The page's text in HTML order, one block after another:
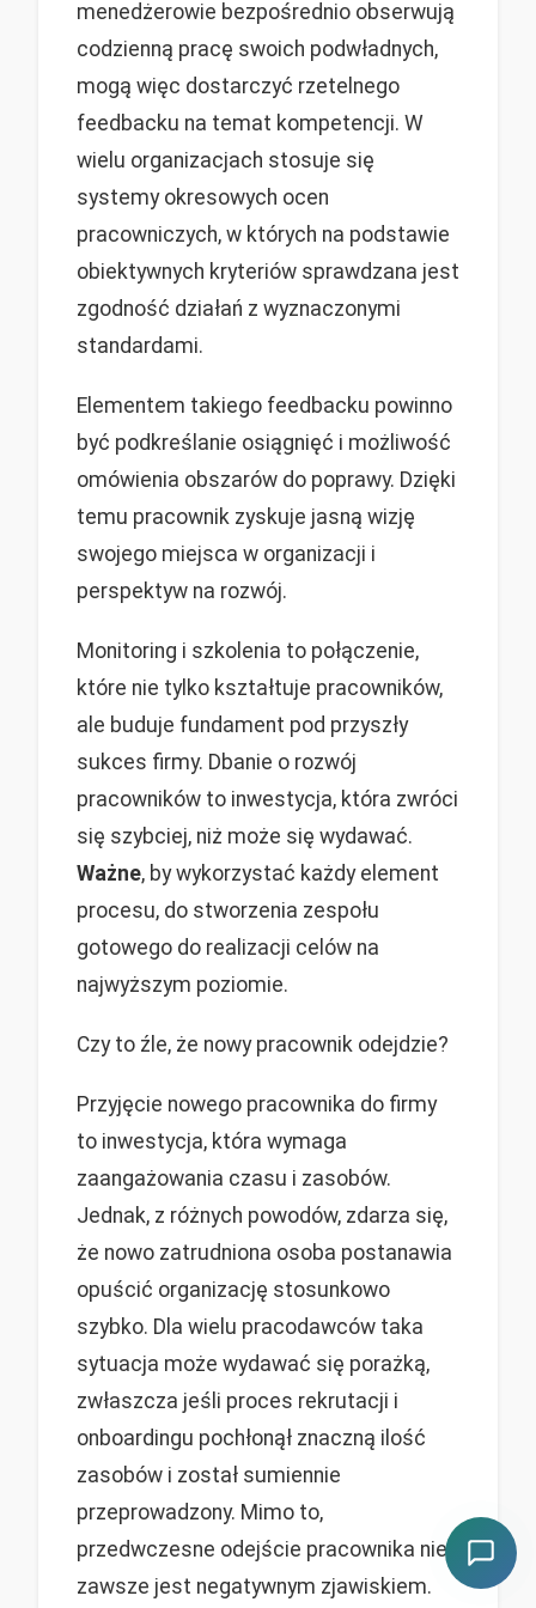
menedżerowie bezpośrednio obserwują
codzienną pracę swoich podwładnych,
mogą więc dostarczyć rzetelnego
feedbacku na temat kompetencji. W
wielu organizacjach stosuje się
systemy okresowych ocen
pracowniczych, w których na podstawie
obiektywnych kryteriów sprawdzana jest
zgodność działań z wyznaczonymi
standardami.
Elementem takiego feedbacku powinno
być podkreślanie osiągnięć i możliwość
omówienia obszarów do poprawy. Dzięki
temu pracownik zyskuje jasną wizję
swojego miejsca w organizacji i
perspektyw na rozwój.
Monitoring i szkolenia to połączenie,
które nie tylko kształtuje pracowników,
ale buduje fundament pod przyszły
sukces firmy. Dbanie o rozwój
pracowników to inwestycja, która zwróci
się szybciej, niż może się wydawać.
Ważne, by wykorzystać każdy element
procesu, do stworzenia zespołu
gotowego do realizacji celów na
najwyższym poziomie.
Czy to źle, że nowy pracownik odejdzie?
Przyjęcie nowego pracownika do firmy
to inwestycja, która wymaga
zaangażowania czasu i zasobów.
Jednak, z różnych powodów, zdarza się,
że nowo zatrudniona osoba postanawia
opuścić organizację stosunkowo
szybko. Dla wielu pracodawców taka
sytuacja może wydawać się porażką,
zwłaszcza jeśli proces rekrutacji i
onboardingu pochłonął znaczną ilość
zasobów i został sumiennie
przeprowadzony. Mimo to,
przedwczesne odejście pracownika nie
zawsze jest negatywnym zjawiskiem.